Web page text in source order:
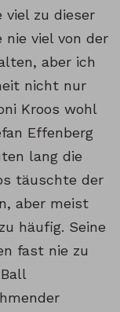
viel zu dieser
nie viel von der
aber ich
nicht nur
Kroos wohl
Effenberg
lang die
täuschte der
aber meist
häufig. Seine
fast nie zu